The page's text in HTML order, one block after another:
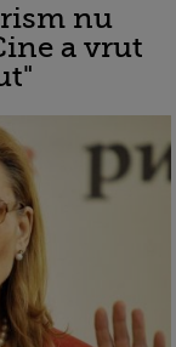
nu
a vrut